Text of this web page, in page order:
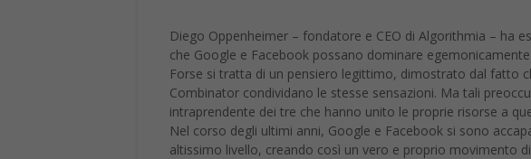
Diego Oppenheimer – fondatore e CEO di Algorithmia – ha
che Google e Facebook possano dominare
Forse si tratta di un pensiero legittimo, dimostrato dal fatto
Combinator condividano le stesse sensazioni. Ma tali
intraprendente dei tre che hanno unito le proprie risorse a
Nel corso degli ultimi anni, Google e Facebook si sono
altissimo livello, creando così un vero e proprio movimento